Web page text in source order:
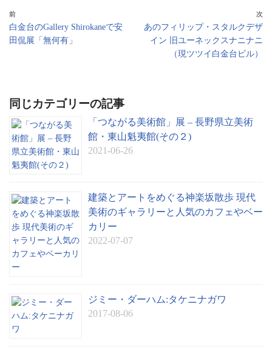
sl
前
白金台のGallery Shirokaneで安
田侃展「無何有」
次
あのフィリップ・スタルクデザ
イン 旧ユーネックスナニナニ
（現ツツイ白金台ビル）
同じカテゴリーの記事
「つながる美術館」展 – 長野県立美術
館・東山魁夷館(その２)
2021-06-26
建築とアートをめぐる神楽坂散歩 現代
美術のギャラリーと人気のカフェやベー
カリー
2022-07-07
ジミー・ダーハム:タケニナガワ
2017-08-06